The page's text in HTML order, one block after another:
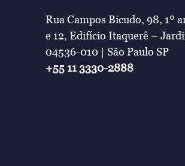
Rua Campos Bicudo, 98, 1º
e 12, Edifício Itaquerê –
04536-010 | São Paulo SP
+55 11 3330-2888